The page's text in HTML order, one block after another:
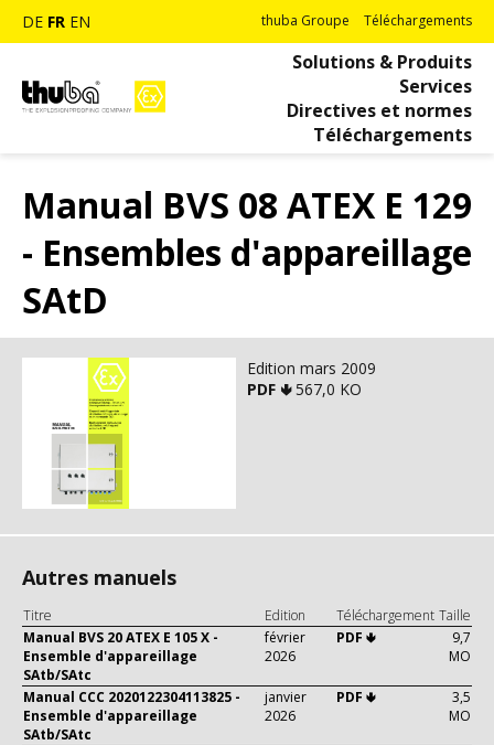
DE FR EN thuba Groupe Téléchargements
Solutions & Produits
Services
Directives et normes
Téléchargements
Manual BVS 08 ATEX E 129
- Ensembles d'appareillage
SAtD
Edition mars 2009
PDF 🢃567,0 KO
Autres manuels
Titre Edition Téléchargement Taille
Manual BVS 20 ATEX E 105 X -
Ensemble d'appareillage
SAtb/SAtc
février
2026
PDF 🢃
9,7
MO
Manual CCC 2020122304113825 -
Ensemble d'appareillage
SAtb/SAtc
janvier
2026
PDF 🢃
3,5
MO